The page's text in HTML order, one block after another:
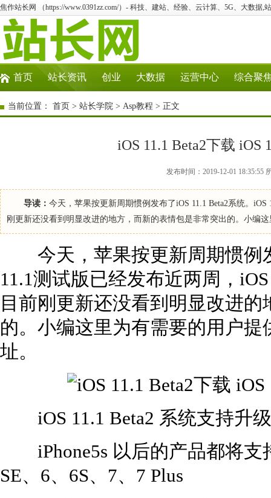
焦作站长网 （https://www.0391zz.com/）- 科技、建站、经验、云计算、5G、大数据,
首页 站长资讯 创业 大数据 运营中心 综合聚
当前位置： 首页 > 站长学院 > Asp教程 > 正文
iOS 11.1 Beta2下载 iOS
发布时间：2019-12-01 18:35:55
导读： 今天，苹果按更新周期惯例发布了iOS 11.1 Beta2系统。
刚更新还没看到明显改进的地方，而新的表情包是非常突出的。小编
今天，苹果按更新周期惯例
11.1测试版已经发布近两周，
目前刚更新还没看到明显改进
的。小编这里为有需要的用户提
址。
iOS 11.1 Beta2 系统支持升
iPhone5s 以后的产品都将支
SE、6、6S、7、7 Plus